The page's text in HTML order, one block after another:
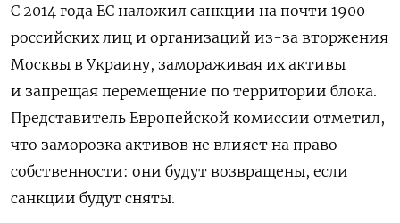
С 2014 года ЕС наложил санкции на почти 1900
российских лиц и организаций из-за вторжения
Москвы в Украину, замораживая их активы
и запрещая перемещение по территории блока.
Представитель Европейской комиссии отметил,
что заморозка активов не влияет на право
собственности: они будут возвращены, если
санкции будут сняты.